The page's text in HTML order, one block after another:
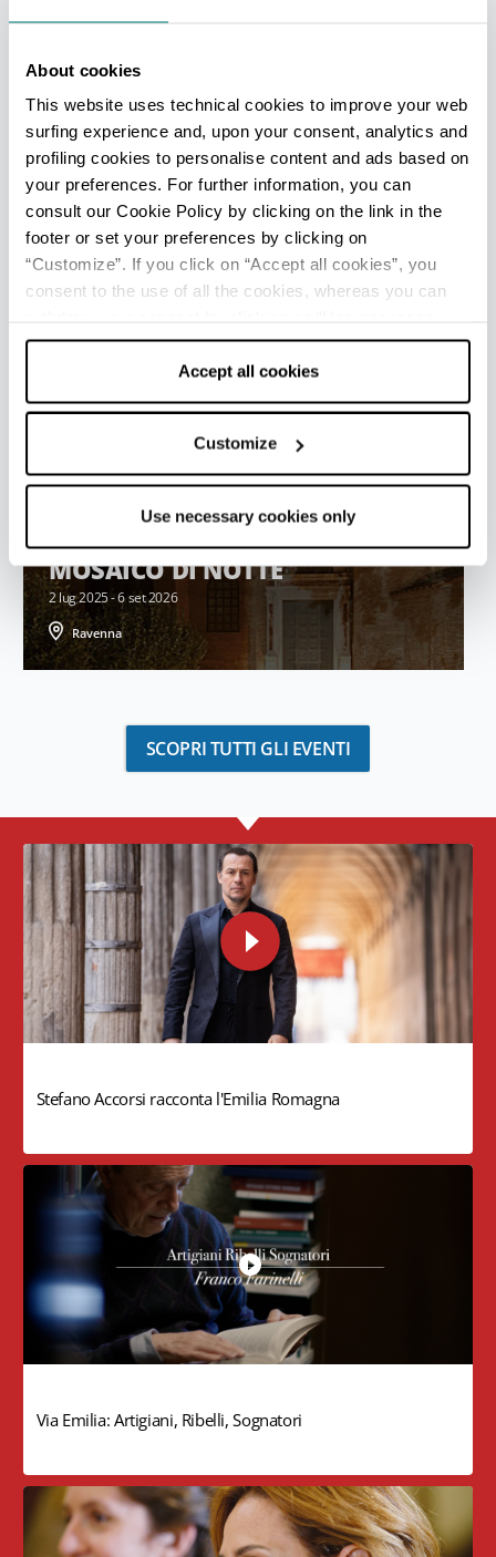
About cookies
This website uses technical cookies to improve your web
surfing experience and, upon your consent, analytics and
profiling cookies to personalise content and ads based on
your preferences. For further information, you can
consult our Cookie Policy by clicking on the link in the
footer or set your preferences by clicking on
“Customize”. If you click on “Accept all cookies”, you
consent to the use of all the cookies, whereas you can
cookies only” and only the technical cookies for the
correct functioning of the website will be used.
Accept all cookies
Customize
Use necessary cookies only
FACTORY TOUR PAGANI
22 gen - 9 ago 2026
San Cesario sul Panaro
MOSAICO DI NOTTE
2 lug 2025 - 6 set 2026
Ravenna
SCOPRI TUTTI GLI EVENTI
Stefano Accorsi racconta l'Emilia Romagna
Via Emilia: Artigiani, Ribelli, Sognatori